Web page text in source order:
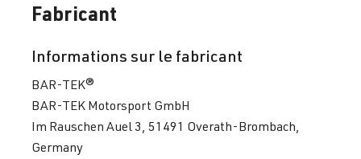
Fabricant
Informations sur le fabricant
BAR-TEK®
BAR-TEK Motorsport GmbH
Im Rauschen Auel 3, 51491 Overath-Brombach,
Germany